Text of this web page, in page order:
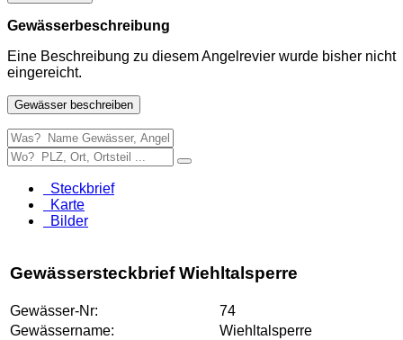
Gewässerbeschreibung
Eine Beschreibung zu diesem Angelrevier wurde bisher nicht
eingereicht.
Gewässer beschreiben
Steckbrief
Karte
Bilder
Gewässersteckbrief Wiehltalsperre
Gewässer-Nr:
74
Gewässername:
Wiehltalsperre